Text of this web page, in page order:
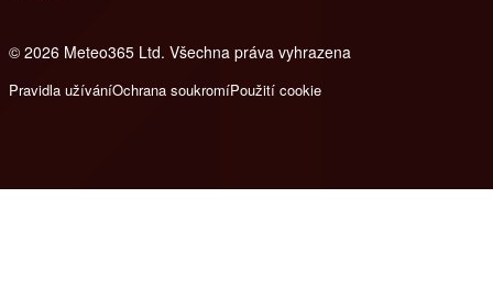
© 2026 Meteo365 Ltd. Všechna práva vyhrazena
Pravidla užíváníOchrana soukromíPoužití cookie